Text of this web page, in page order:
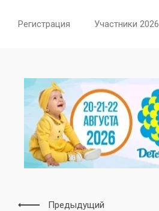
Регистрация Участники 2026
Предыдущий